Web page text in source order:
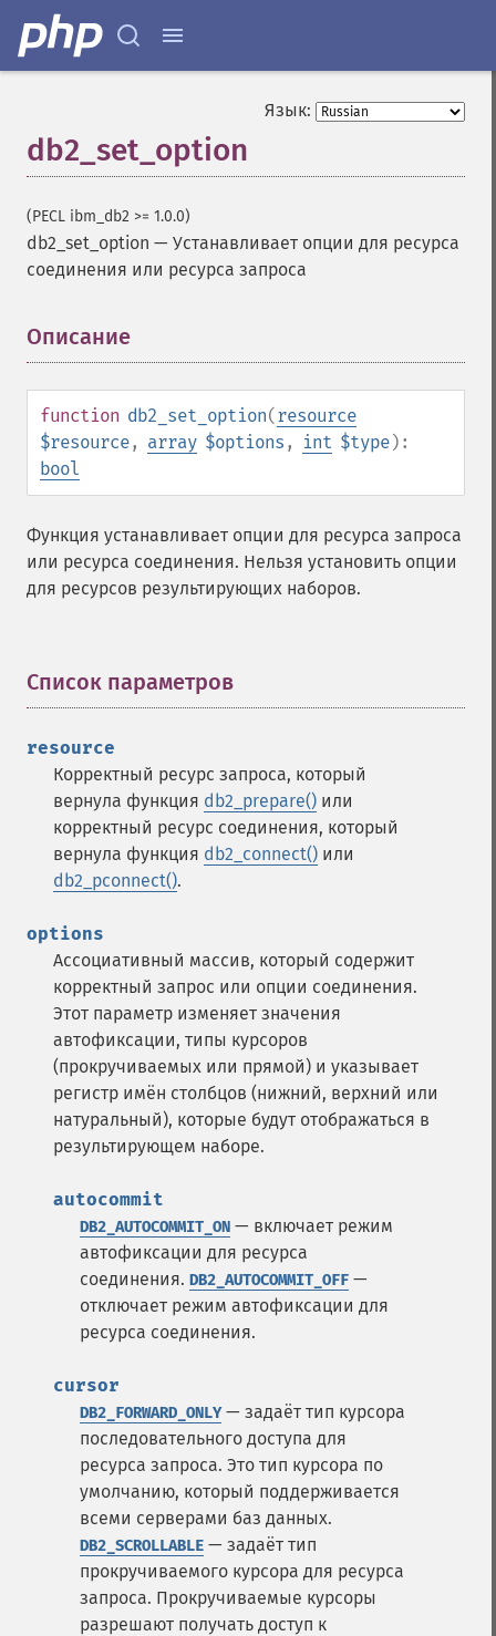
Язык:
db2_set_option
(PECL ibm_db2 >= 1.0.0)
db2_set_option — Устанавливает опции для ресурса
соединения или ресурса запроса
Описание
function db2_set_option(resource
$resource, array $options , int $type):
bool
Функция устанавливает опции для ресурса запроса
или ресурса соединения. Нельзя установить опции
для ресурсов результирующих наборов.
Список параметров
resource
Корректный ресурс запроса, который
вернула функция db2_prepare() или
корректный ресурс соединения, который
вернула функция db2_connect() или
db2_pconnect().
options
Ассоциативный массив, который содержит
корректный запрос или опции соединения.
Этот параметр изменяет значения
автофиксации, типы курсоров
(прокручиваемых или прямой) и указывает
регистр имён столбцов (нижний, верхний или
натуральный), которые будут отображаться в
результирующем наборе.
autocommit
DB2_AUTOCOMMIT_ON — включает режим
автофиксации для ресурса
соединения. DB2_AUTOCOMMIT_OFF —
отключает режим автофиксации для
ресурса соединения.
cursor
DB2_FORWARD_ONLY— задаёт тип курсора
последовательного доступа для
ресурса запроса. Это тип курсора по
умолчанию, который поддерживается
всеми серверами баз данных.
DB2_SCROLLABLE — задаёт тип
прокручиваемого курсора для ресурса
запроса. Прокручиваемые курсоры
разрешают получать доступ к